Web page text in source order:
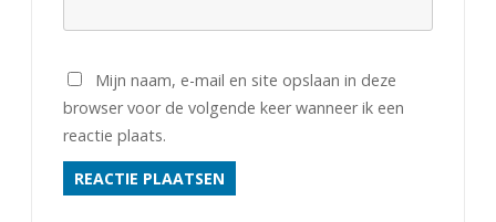
Mijn naam, e-mail en site opslaan in deze
browser voor de volgende keer wanneer ik een
reactie plaats.